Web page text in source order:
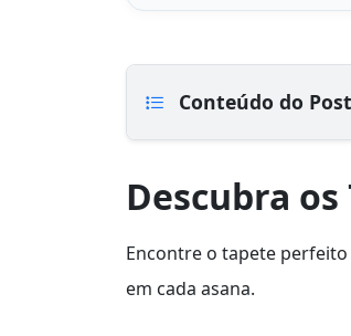
Conteúdo do Post
Descubra
Encontre o tapete
em cada asana.